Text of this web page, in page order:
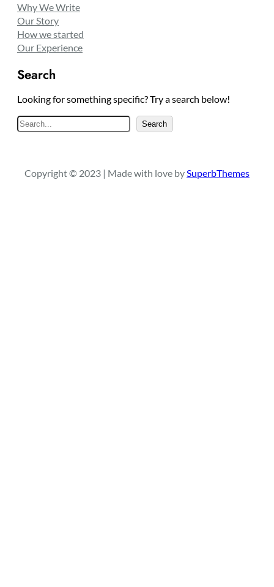
Why We Write
Our Story
How we started
Our Experience
Search
Looking for something specific? Try a search below!
S
e
c
Search
Copyright © 2023 | Made with love bySuperbThemes